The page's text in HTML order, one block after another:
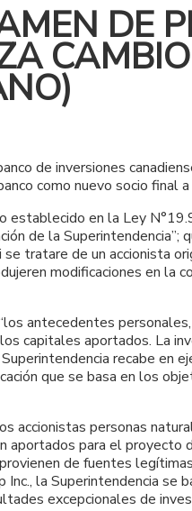
DE
de inversiones
como nuevo socio final
en la Ley
de la
tratare de un accionista
modificaciones en la
antecedentes
capitales aportados. La
recabe en
que se basa en los
personas
para el proyecto
de fuentes
la Superintendencia
excepcionales de